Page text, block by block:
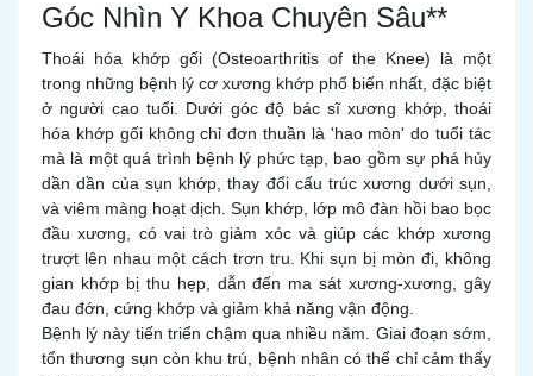
Góc Nhìn Y Khoa Chuyên Sâu**
Thoái hóa khớp gối (Osteoarthritis of the Knee) là một
trong những bệnh lý cơ xương khớp phổ biến nhất, đặc biệt
ở người cao tuổi. Dưới góc độ bác sĩ xương khớp, thoái
hóa khớp gối không chỉ đơn thuần là 'hao mòn' do tuổi tác
mà là một quá trình bệnh lý phức tạp, bao gồm sự phá hủy
dần dần của sụn khớp, thay đổi cấu trúc xương dưới sụn,
và viêm màng hoạt dịch. Sụn khớp, lớp mô đàn hồi bao bọc
đầu xương, có vai trò giảm xóc và giúp các khớp xương
trượt lên nhau một cách trơn tru. Khi sụn bị mòn đi, không
gian khớp bị thu hẹp, dẫn đến ma sát xương-xương, gây
đau đớn, cứng khớp và giảm khả năng vận động.
Bệnh lý này tiến triển chậm qua nhiều năm. Giai đoạn sớm,
tổn thương sụn còn khu trú, bệnh nhân có thể chỉ cảm thấy